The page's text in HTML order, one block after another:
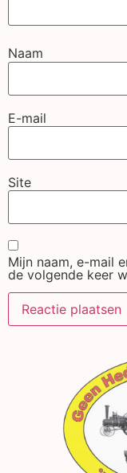
Naam
E-mail
Site
Mijn naam, e-mail
de volgende keer